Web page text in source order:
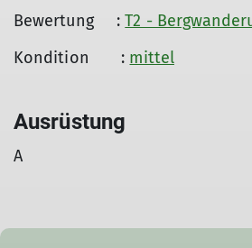
Bewertung :T2 -
Kondition : mittel
Ausrüstung
A